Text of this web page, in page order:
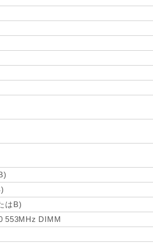
はB)
553MHz DIMM